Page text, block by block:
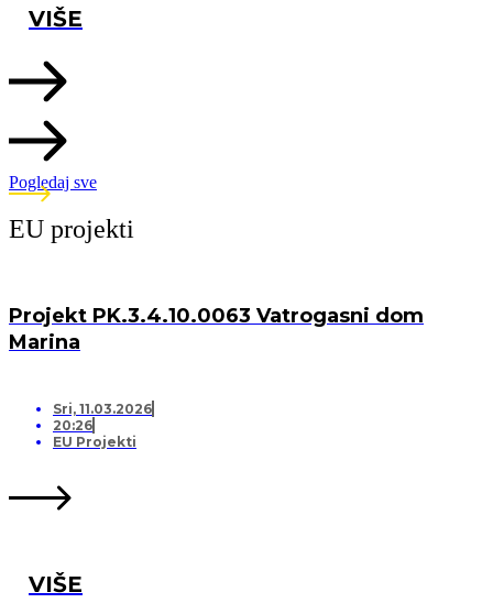
VIŠE
Pogledaj sve
EU projekti
Projekt PK.3.4.10.0063 Vatrogasni dom
Marina
Sri, 11.03.2026
20:26
EU Projekti
VIŠE